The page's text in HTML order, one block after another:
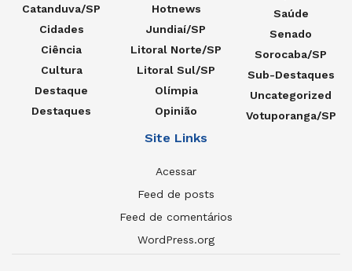
Catanduva/SP
Cidades
Ciência
Cultura
Destaque
Destaques
Hotnews
Jundiaí/SP
Litoral Norte/SP
Litoral Sul/SP
Olímpia
Opinião
Saúde
Senado
Sorocaba/SP
Sub-Destaques
Uncategorized
Votuporanga/SP
Site Links
Acessar
Feed de posts
Feed de comentários
WordPress.org